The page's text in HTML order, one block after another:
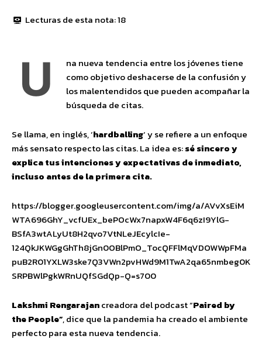
Lecturas de esta nota:18
U
na nueva tendencia entre los jóvenes tiene
como objetivo deshacerse de la confusión y
los malentendidos que pueden acompañar la
búsqueda de citas.
Se llama, en inglés, ‘hardballing‘ y se refiere a un enfoque
más sensato respecto las citas. La idea es:sé sincero y
explica tus intenciones y expectativas de inmediato,
incluso antes de la primera cita.
https://blogger.googleusercontent.com/img/a/AVvXsEiM
WTA696GhY_vcfUEx_bePOcWx7napxW4F6q6zI9YlG-
BSfA3wtALyUt8H2qvo7VtNLeJEcylcIe-
124QkJKWGgGhTh8jGn0OBlPmO_TocQFFlMqVDOWWpFMa
puB2R01YXLW3ske7Q3VWn2pvHWd9M1TwA2qa65nmbeg0K
SRPBWlPgkWRnUQfSGdQp-Q=s700
Lakshmi Rengarajancreadora del podcast “Paired by
the People”, dice que la pandemia ha creado el ambiente
perfecto para esta nueva tendencia.